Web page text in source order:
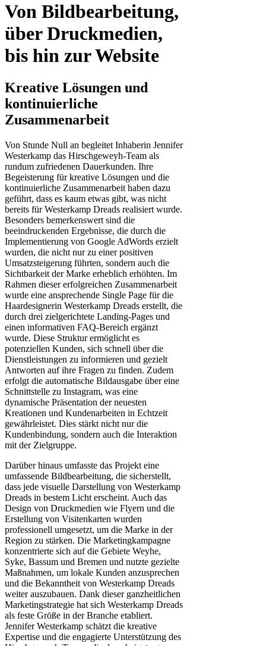
Von Bildbearbeitung,
über Druckmedien,
bis hin zur Website
Kreative Lösungen und
kontinuierliche
Zusammenarbeit
Von Stunde Null an begleitet Inhaberin Jennifer
Westerkamp das Hirschgeweyh-Team als
rundum zufriedenen Dauerkunden. Ihre
Begeisterung für kreative Lösungen und die
kontinuierliche Zusammenarbeit haben dazu
geführt, dass es kaum etwas gibt, was nicht
bereits für Westerkamp Dreads realisiert wurde.
Besonders bemerkenswert sind die
beeindruckenden Ergebnisse, die durch die
Implementierung von Google AdWords erzielt
wurden, die nicht nur zu einer positiven
Umsatzsteigerung führten, sondern auch die
Sichtbarkeit der Marke erheblich erhöhten. Im
Rahmen dieser erfolgreichen Zusammenarbeit
wurde eine ansprechende Single Page für die
Haardesignerin Westerkamp Dreads erstellt, die
durch drei zielgerichtete Landing-Pages und
einen informativen FAQ-Bereich ergänzt
wurde. Diese Struktur ermöglicht es
potenziellen Kunden, sich schnell über die
Dienstleistungen zu informieren und gezielt
Antworten auf ihre Fragen zu finden. Zudem
erfolgt die automatische Bildausgabe über eine
Schnittstelle zu Instagram, was eine
dynamische Präsentation der neuesten
Kreationen und Kundenarbeiten in Echtzeit
gewährleistet. Dies stärkt nicht nur die
Kundenbindung, sondern auch die Interaktion
mit der Zielgruppe.
Darüber hinaus umfasste das Projekt eine
umfassende Bildbearbeitung, die sicherstellt,
dass jede visuelle Darstellung von Westerkamp
Dreads in bestem Licht erscheint. Auch das
Design von Druckmedien wie Flyern und die
Erstellung von Visitenkarten wurden
professionell umgesetzt, um die Marke in der
Region zu stärken. Die Marketingkampagne
konzentrierte sich auf die Gebiete Weyhe,
Syke, Bassum und Bremen und nutzte gezielte
Maßnahmen, um lokale Kunden anzusprechen
und die Bekanntheit von Westerkamp Dreads
weiter auszubauen. Dank dieser ganzheitlichen
Marketingstrategie hat sich Westerkamp Dreads
als feste Größe in der Branche etabliert.
Jennifer Westerkamp schätzt die kreative
Expertise und die engagierte Unterstützung des